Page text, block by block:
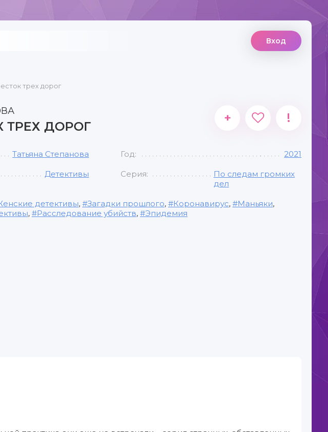
Вход
трех дорог
ТРЕХ ДОРОГ
+ !
Татьяна Степанова Год: 2021
Детективы Серия:
По следам громких
дел
детективы, Загадки прошлого, Коронавирус, Маньяки,
, Расследование убийств, Эпидемия